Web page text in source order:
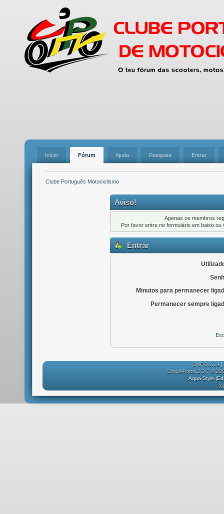
Início Fórum Ajuda Pesquisa Entrar
Clube Português Motociclismo
Aviso!
Apenas os membros
Por favor entre no formulário em baixo ou
Entrar
Minutos para permanecer
Permanecer sempre
SMF 2.0.19 |
SimplePortal 2.3.7 ©
Aqua Style